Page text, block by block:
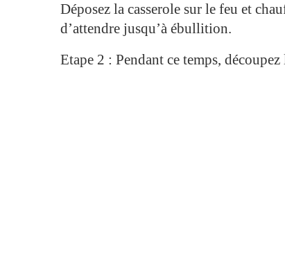
Déposez la casserole sur le feu et
d’attendre jusqu’à ébullition.
Etape 2 : Pendant ce temps,